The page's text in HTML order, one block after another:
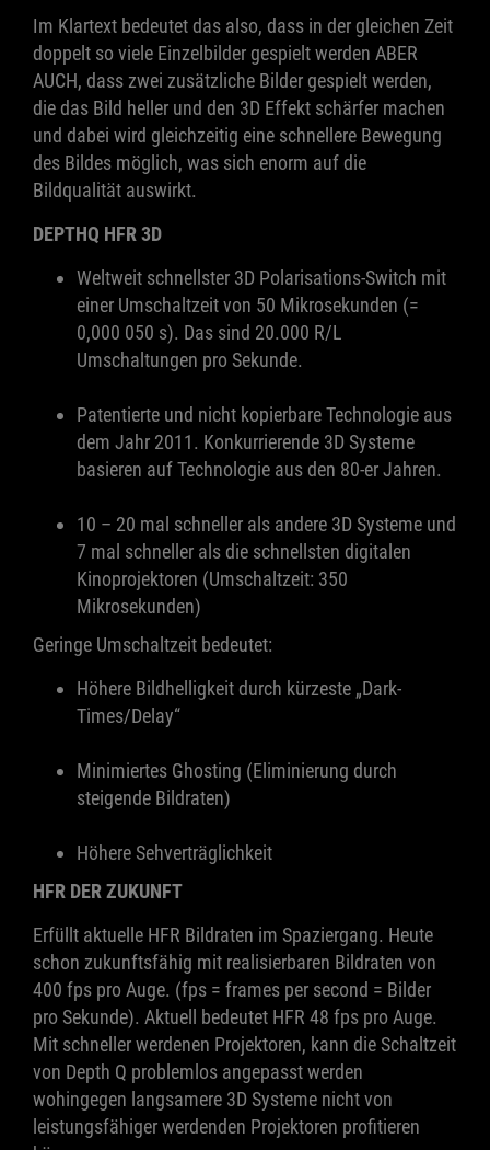
Im Klartext bedeutet das also, dass in der gleichen Zeit
doppelt so viele Einzelbilder gespielt werden ABER
AUCH, dass zwei zusätzliche Bilder gespielt werden,
die das Bild heller und den 3D Effekt schärfer machen
und dabei wird gleichzeitig eine schnellere Bewegung
des Bildes möglich, was sich enorm auf die
Bildqualität auswirkt.
DEPTHQ HFR 3D
Weltweit schnellster 3D Polarisations-Switch mit
einer Umschaltzeit von 50 Mikrosekunden (=
0,000 050 s). Das sind 20.000 R/L
Umschaltungen pro Sekunde.
Patentierte und nicht kopierbare Technologie aus
dem Jahr 2011. Konkurrierende 3D Systeme
basieren auf Technologie aus den 80-er Jahren.
10 – 20 mal schneller als andere 3D Systeme und
7 mal schneller als die schnellsten digitalen
Kinoprojektoren (Umschaltzeit: 350
Mikrosekunden)
Geringe Umschaltzeit bedeutet:
Höhere Bildhelligkeit durch kürzeste „Dark-
Times/Delay“
Minimiertes Ghosting (Eliminierung durch
steigende Bildraten)
Höhere Sehverträglichkeit
HFR DER ZUKUNFT
Erfüllt aktuelle HFR Bildraten im Spaziergang. Heute
schon zukunftsfähig mit realisierbaren Bildraten von
400 fps pro Auge. (fps = frames per second = Bilder
pro Sekunde). Aktuell bedeutet HFR 48 fps pro Auge.
Mit schneller werdenen Projektoren, kann die Schaltzeit
von Depth Q problemlos angepasst werden
wohingegen langsamere 3D Systeme nicht von
leistungsfähiger werdenden Projektoren profitieren